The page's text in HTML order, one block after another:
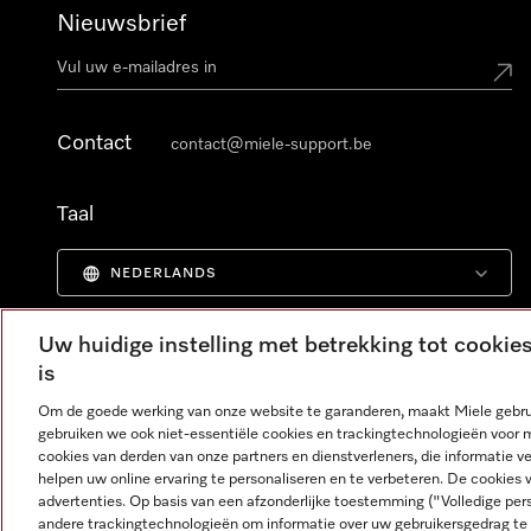
Nieuwsbrief
Contact contact@miele-support.be
Taal
NEDERLANDS
Uw huidige instelling met betrekking tot
is
Om de goede werking van onze website te garanderen, maakt Miele
gebruiken we ook niet-essentiële cookies en trackingtechnologieën voor
cookies van derden van onze partners en dienstverleners, die informatie
helpen uw online ervaring te personaliseren en te verbeteren. De
advertenties. Op basis van een afzonderlijke toestemming ("Volledige
andere trackingtechnologieën om informatie over uw gebruikersgedrag